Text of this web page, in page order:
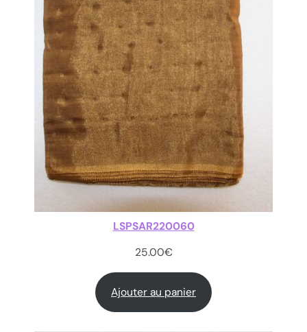
LSPSAR220060
25.00€
Ajouter au panier